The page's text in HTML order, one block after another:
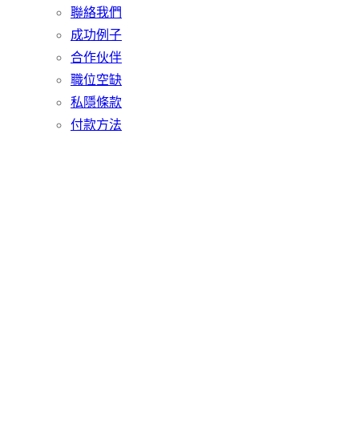
聯絡我們
成功例子
合作伙伴
職位空缺
私隱條款
付款方法